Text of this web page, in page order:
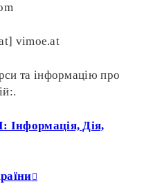
vimoe.at
та інформацію про
Інформація, Дія,